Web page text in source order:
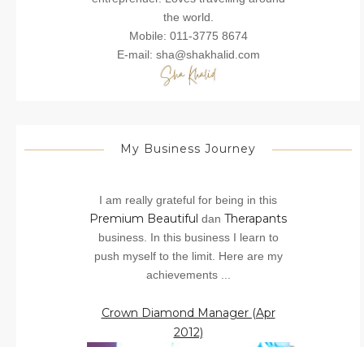
the world.
Mobile: 011-3775 8674
E-mail: sha@shakhalid.com
My Business Journey
I am really grateful for being in this
Premium Beautiful dan Therapants
business. In this business I learn to
push myself to the limit. Here are my
achievements ...
Crown Diamond Manager (Apr
2012)